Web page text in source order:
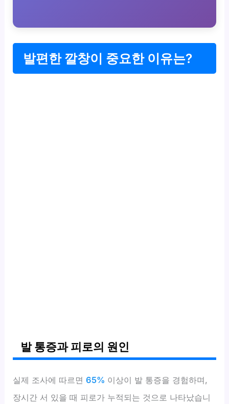
발편한 깔창이 중요한 이유는?
발 통증과 피로의 원인
실제 조사에 따르면65% 이상이 발 통증을 경험하며,
장시간 서 있을 때 피로가 누적되는 것으로 나타났습니